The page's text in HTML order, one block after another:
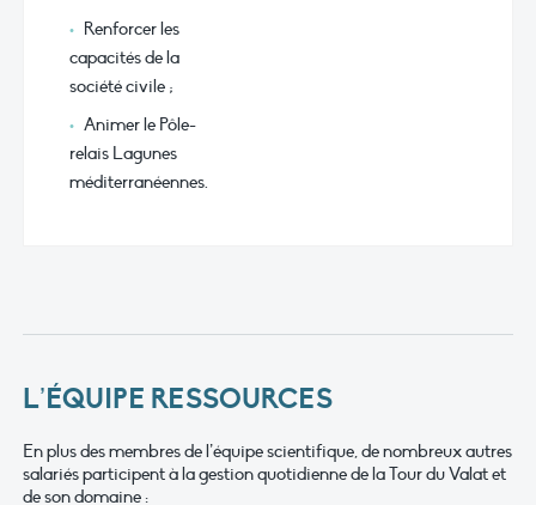
Renforcer les
capacités de la
société civile ;
Animer le Pôle-
relais Lagunes
méditerranéennes.
L’ÉQUIPE RESSOURCES
En plus des membres de l’équipe scientifique, de nombreux autres
salariés participent à la gestion quotidienne de la Tour du Valat et
de son domaine :